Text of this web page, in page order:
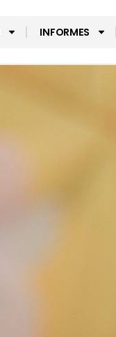
INFORMES